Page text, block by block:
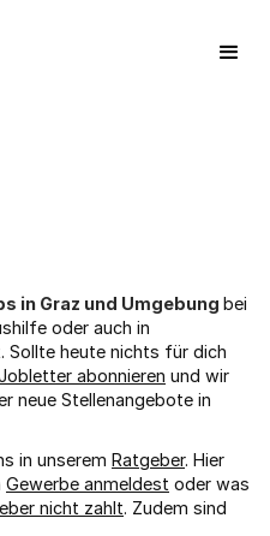
in Graz und Umgebung bei
oder auch in
Sollte heute nichts für dich
abonnieren und wir
neue Stellenangebote in
in unserem Ratgeber. Hier
Gewerbe anmeldest oder was
nicht zahlt. Zudem sind